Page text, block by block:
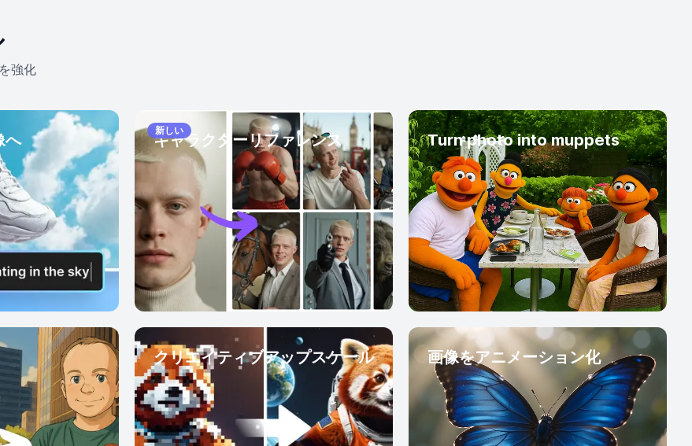
強化
へ
新しい
キャラクターリファレンス Turn photo into muppets
クリエイティブアップスケール 画像をアニメーション化